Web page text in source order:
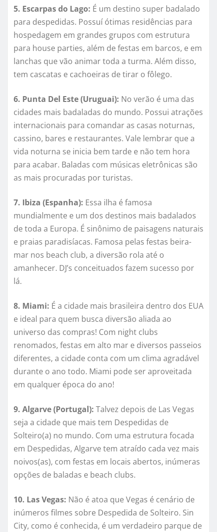
5. Escarpas do Lago: É um destino super badalado
para despedidas. Possuí ótimas residências para
hospedagem em grandes grupos com estrutura
para house parties, além de festas em barcos, e em
lanchas que vão animar toda a turma. Além disso,
tem cascatas e cachoeiras de tirar o fôlego.
6. Punta Del Este (Uruguai): No verão é uma das
cidades mais badaladas do mundo. Possui atrações
internacionais para comandar as casas noturnas,
cassino, bares e restaurantes. Vale lembrar que a
vida noturna se inicia bem tarde e não tem hora
para acabar. Baladas com músicas eletrônicas são
as mais procuradas por turistas.
7. Ibiza (Espanha): Essa ilha é famosa
mundialmente e um dos destinos mais badalados
de toda a Europa. É sinônimo de paisagens naturais
e praias paradisíacas. Famosa pelas festas beira-
mar nos beach club, a diversão rola até o
amanhecer. DJ’s conceituados fazem sucesso por
lá.
8. Miami: É a cidade mais brasileira dentro dos EUA
e ideal para quem busca diversão aliada ao
universo das compras! Com night clubs
renomados, festas em alto mar e diversos passeios
diferentes, a cidade conta com um clima agradável
durante o ano todo. Miami pode ser aproveitada
em qualquer época do ano!
9. Algarve (Portugal): Talvez depois de Las Vegas
seja a cidade que mais tem Despedidas de
Solteiro(a) no mundo. Com uma estrutura focada
em Despedidas, Algarve tem atraído cada vez mais
noivos(as), com festas em locais abertos, inúmeras
opções de baladas e beach clubs.
10. Las Vegas: Não é atoa que Vegas é cenário de
inúmeros filmes sobre Despedida de Solteiro. Sin
City, como é conhecida, é um verdadeiro parque de